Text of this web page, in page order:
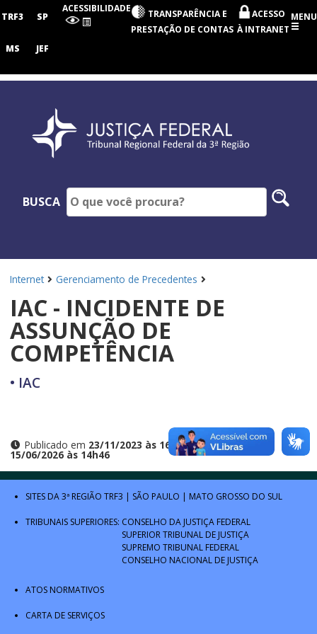
Regional
3ª
TRF3 SP
MS JEF
ACESSIBILIDADE
TRANSPARÊNCIA E
PRESTAÇÃO DE CONTAS
ACESSO
À INTRANET
MENU
BUSCA
Internet Gerenciamento de Precedentes
IAC - INCIDENTE DE
ASSUNÇÃO DE
COMPETÊNCIA
• IAC
Publicado em 23/11/2023 às 16h33e atualizado em
15/06/2026 às 14h46
SITES DA 3ª REGIÃO TRF3 | SÃO PAULO | MATO GROSSO DO SUL
TRIBUNAIS SUPERIORES: CONSELHO DA JUSTIÇA FEDERAL
SUPERIOR TRIBUNAL DE JUSTIÇA
SUPREMO TRIBUNAL FEDERAL
CONSELHO NACIONAL DE JUSTIÇA
ATOS NORMATIVOS
CARTA DE SERVIÇOS